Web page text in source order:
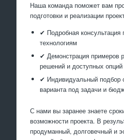
Наша команда поможет вам
подготовки и реализации
✔ Подробная консультация
технологиям
✔ Демонстрация примеров
решений и доступных опций
✔ Индивидуальный подбор
варианта под задачи и
С нами вы заранее знаете
возможности проекта. В
продуманный, долговечный и